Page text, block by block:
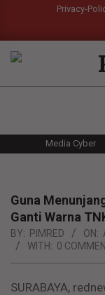
content
Privacy-
RED
Media Cyber
Guna
Ganti Warna
BY: PIMRED ON:
WITH: 0
SURABAYA,